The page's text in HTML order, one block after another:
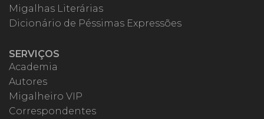
Migalhas Literárias
Dicionário de Péssimas Expressões
SERVIÇOS
Academia
Autores
Migalheiro VIP
Correspondentes